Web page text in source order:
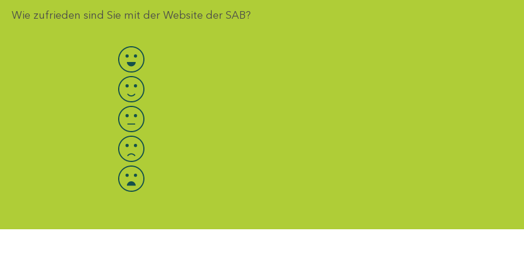
Wie zufrieden sind Sie mit der Website der SAB?
Bewertung auswählen